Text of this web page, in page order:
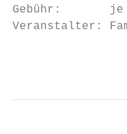
Gebühr:       je
Veranstalter: